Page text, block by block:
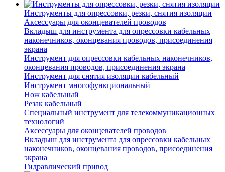
Инструменты для опрессовки, резки, снятия изоляции
Аксессуары для оконцевателей проводов
Вкладыш для инструмента для опрессовки кабельных
наконечников, оконцевания проводов, присоединения
экрана
Инструмент для опрессовки кабельных наконечников,
оконцевания проводов, присоединения экрана
Инструмент для снятия изоляции кабельный
Инструмент многофункциональный
Нож кабельный
Резак кабельный
Специальный инструмент для телекоммуникационных
технологий
Аксессуары для оконцевателей проводов
Вкладыш для инструмента для опрессовки кабельных
наконечников, оконцевания проводов, присоединения
экрана
Гидравлический привод